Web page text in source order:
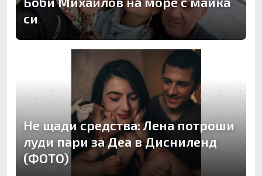
си
Не щади средства: Лена потроши
луди пари за Деа в Дисниленд
(ФОТО)